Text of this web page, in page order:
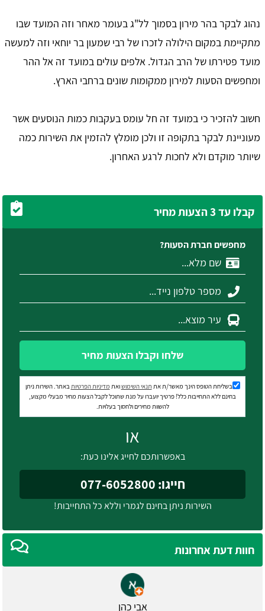
נהוג לבקר בהר מירון בסמוך לל"ג בעומר מאחר וזה המועד שבו
מתקיימת במקום הילולה לזכרו של רבי שמעון בר יוחאי וזה למעשה
מועד פטירתו של הרב הגדול. אלפים עולים במועד זה אל ההר
ומחפשים הסעות למירון ממקומות שונים ברחבי הארץ.
חשוב להזכיר כי במועד זה חל עומס בעקבות כמות הנוסעים אשר
מעוניינת לבקר בתקופה זו ולכן מומלץ להזמין את השירות כמה
שיותר מוקדם ולא לחכות לרגע האחרון.
קבלו עד 3 הצעות מחיר
מחפשים חברת הסעות?
שלחו וקבלו הצעות מחיר
בשליחת הטופס הינך מאשר/ת את תנאי השימושואת מדיניות הפרטיות באתר. השירות ניתן
בחינם ללא התחייבות כלל! פרטיך יועברו על מנת שתוכל לקבל הצעות מחיר מבעלי מקצוע,
להשוות מחירים ולחסוך בעלויות.
או
באפשרותכם לחייג אלינו כעת:
חייגו: 077-6052800
השירות ניתן בחינם לגמרי וללא כל התחייבות!
חוות דעת אחרונות
אבי כהן